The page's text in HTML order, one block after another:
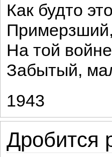
Как будто
На той
Забытый,
1943
Дробится